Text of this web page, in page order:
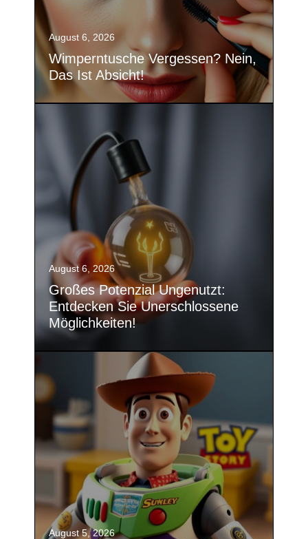
August 6, 2026
Wimperntusche Vergessen? Nein,
Das Ist Absicht!
August 6, 2026
Großes Potenzial Ungenutzt:
Entdecken Sie Unerschlossene
Möglichkeiten!
August 5, 2026